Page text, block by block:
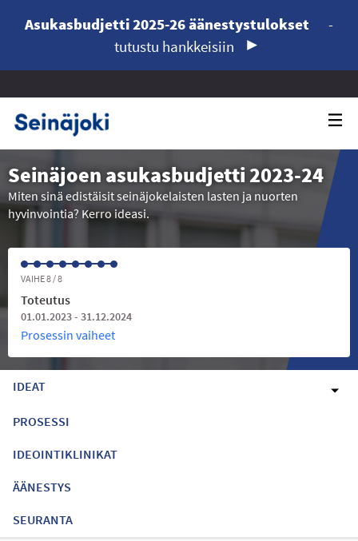
Asukasbudjetti 2025-26 äänestystulokset
-
tutustu hankkeisiin
Seinäjoen asukasbudjetti 2023-24
Miten sinä edistäisit seinäjokelaisten lasten ja nuorten
hyvinvointia? Kerro ideasi.
VAIHE 8 / 8
Toteutus
01.01.2023 - 31.12.2024
Prosessin vaiheet
IDEAT
PROSESSI
IDEOINTIKLINIKAT
ÄÄNESTYS
SEURANTA